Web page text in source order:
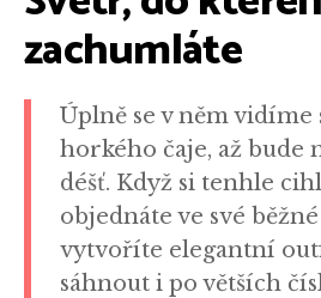
zachumláte
Úplně se v něm
horkého čaje, až bude
déšť. Když si tenhle
objednáte ve své
vytvoříte elegantní
sáhnout i po větších